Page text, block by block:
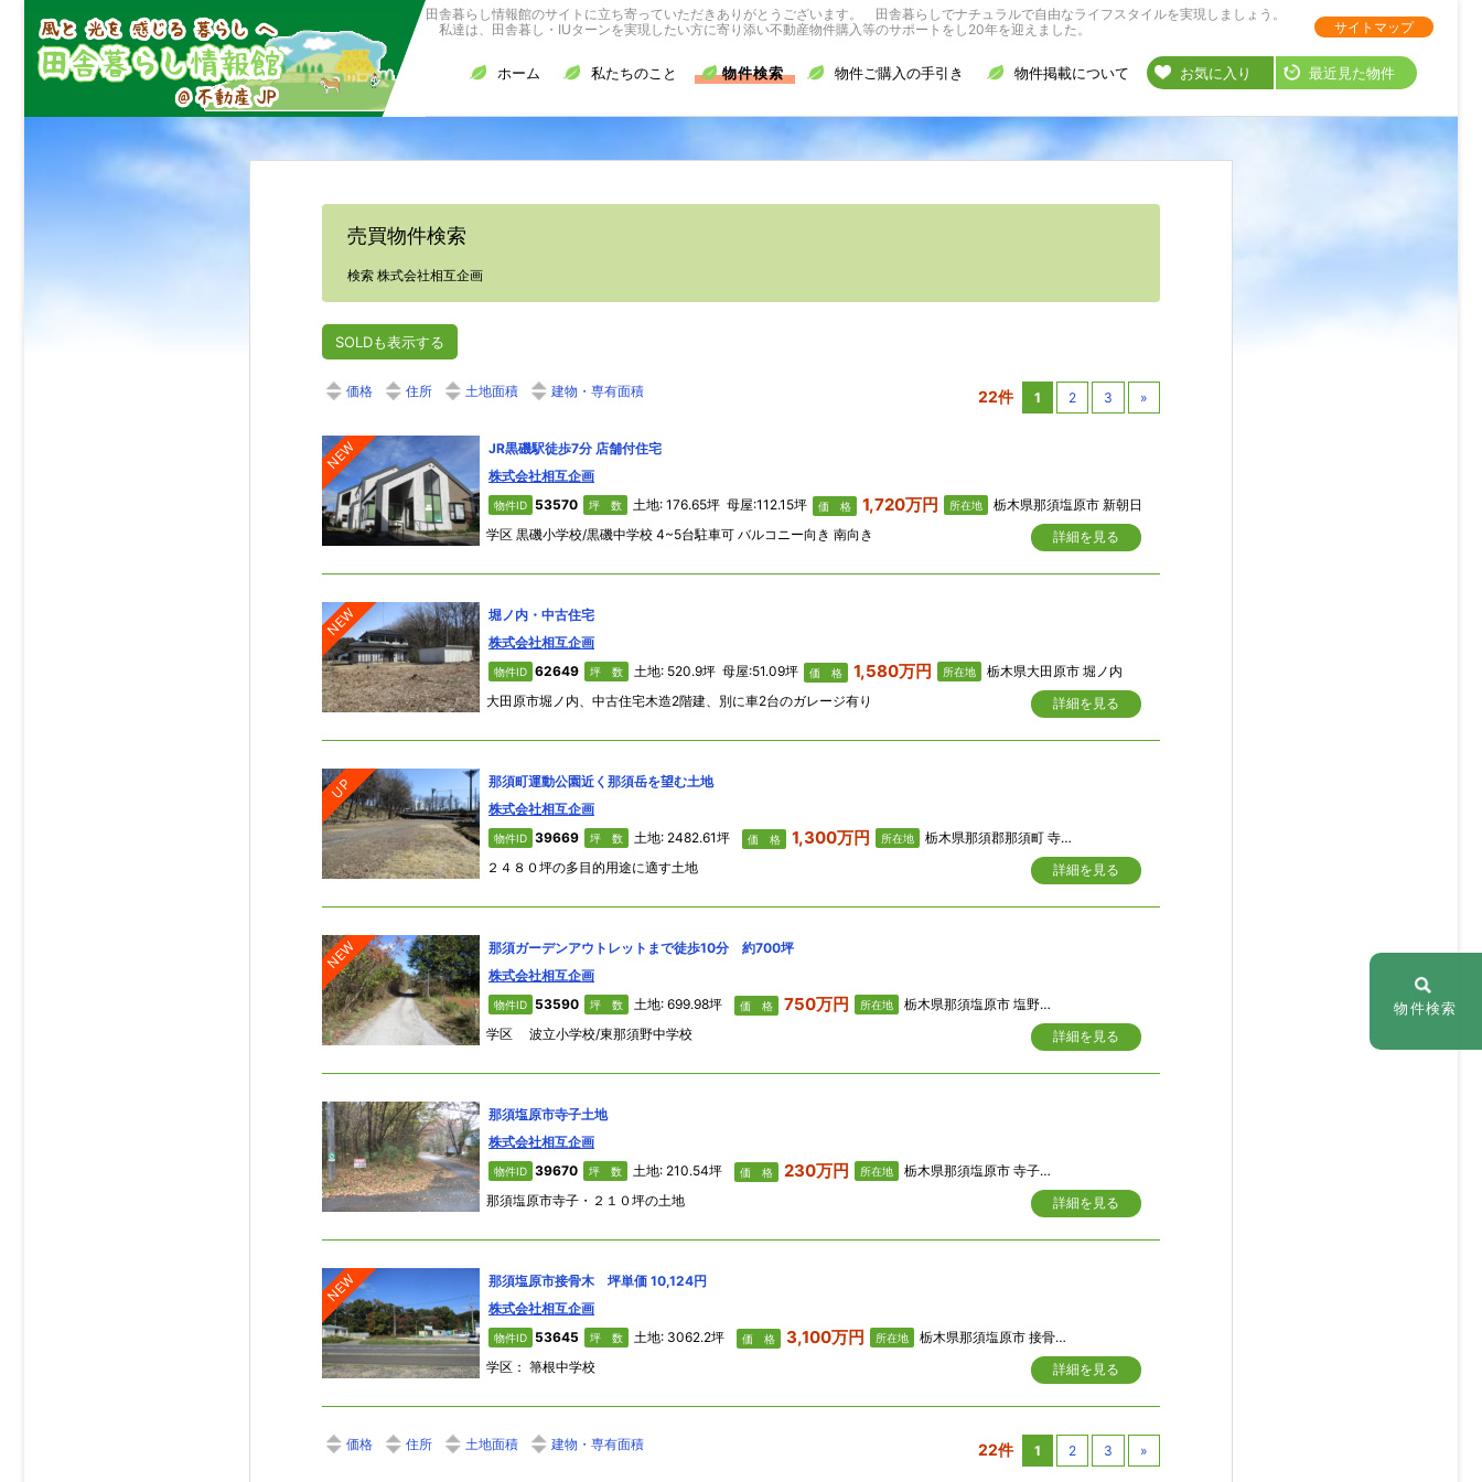
田舎暮らし情報館のサイトに立ち寄っていただきありがとうございます。 田舎暮らしでナチュラルで自由なライフスタイルを実現しましょう。
私達は、田舎暮し・IUターンを実現したい方に寄り添い不動産物件購入等のサポートをし20年を迎えました。
サイトマップ
ホーム 私たちのこと 物件検索 物件ご購入の手引き 物件掲載について お気に入り 最近見た物件
売買物件検索
検索 株式会社相互企画
SOLDも表示する
価格 住所 土地面積 建物・専有面積 22件 1 2 3 »
NEW
JR黒磯駅徒歩7分 店舗付住宅
株式会社相互企画
物件ID 53570 坪 数 土地: 176.65坪 母屋:112.15坪 価 格 1,720万円 所在地
栃木県那須塩原市 新朝日
学区 黒磯小学校/黒磯中学校 4~5台駐車可 バルコニー向き 南向き
詳細を見る
NEW
堀ノ内・中古住宅
株式会社相互企画
物件ID 62649 坪 数 土地: 520.9坪 母屋:51.09坪 価 格 1,580万円 所在地
栃木県大田原市 堀ノ内
大田原市堀ノ内、中古住宅木造2階建、別に車2台のガレージ有り
詳細を見る
UP
那須町運動公園近く那須岳を望む土地
株式会社相互企画
物件ID 39669 坪 数 土地: 2482.61坪 価 格 1,300万円 所在地
栃木県那須郡那須町 寺子丙字前原663-23
２４８０坪の多目的用途に適す土地
詳細を見る
NEW
那須ガーデンアウトレットまで徒歩10分 約700坪
株式会社相互企画
物件ID 53590 坪 数 土地: 699.98坪 価 格 750万円 所在地
栃木県那須塩原市 塩野崎字那須道下
学区 波立小学校/東那須野中学校
詳細を見る
那須塩原市寺子土地
株式会社相互企画
物件ID 39670 坪 数 土地: 210.54坪 価 格 230万円 所在地
栃木県那須塩原市 寺子１８７番１０４
那須塩原市寺子・２１０坪の土地
詳細を見る
NEW
那須塩原市接骨木 坪単価 10,124円
株式会社相互企画
物件ID 53645 坪 数 土地: 3062.2坪 価 格 3,100万円 所在地
栃木県那須塩原市 接骨木字藤荷田446-16
学区： 箒根中学校
詳細を見る
価格 住所 土地面積 建物・専有面積 22件 1 2 3 »
物件検索